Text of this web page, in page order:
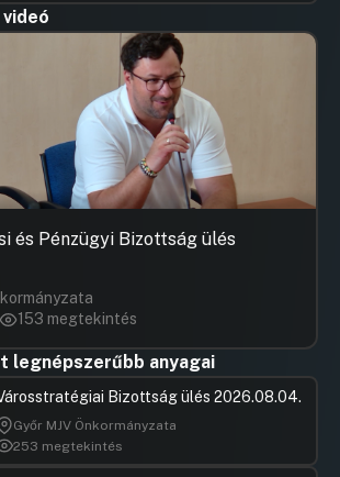
és Pénzügyi Bizottság ülés
153 megtekintés
legnépszerűbb anyagai
Bizottság ülés 2026.08.04.
Győr MJV Önkormányzata
253 megtekintés